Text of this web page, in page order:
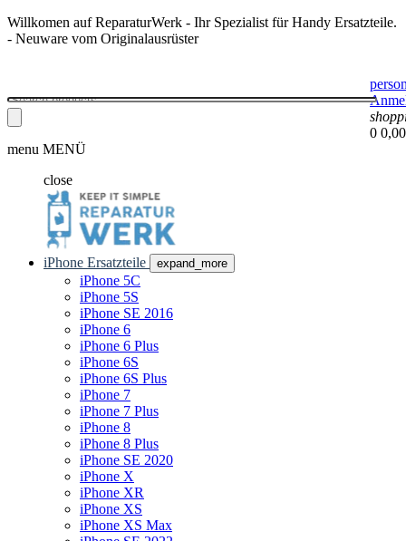
Willkomen auf ReparaturWerk - Ihr Spezialist für Handy Ersatzteile.
- Neuware vom Originalausrüster
0
menu MENÜ
close
iPhone Ersatzteile expand_more
iPhone 5C
iPhone 5S
iPhone SE 2016
iPhone 6
iPhone 6 Plus
iPhone 6S
iPhone 6S Plus
iPhone 7
iPhone 7 Plus
iPhone 8
iPhone 8 Plus
iPhone SE 2020
iPhone X
iPhone XR
iPhone XS
iPhone XS Max